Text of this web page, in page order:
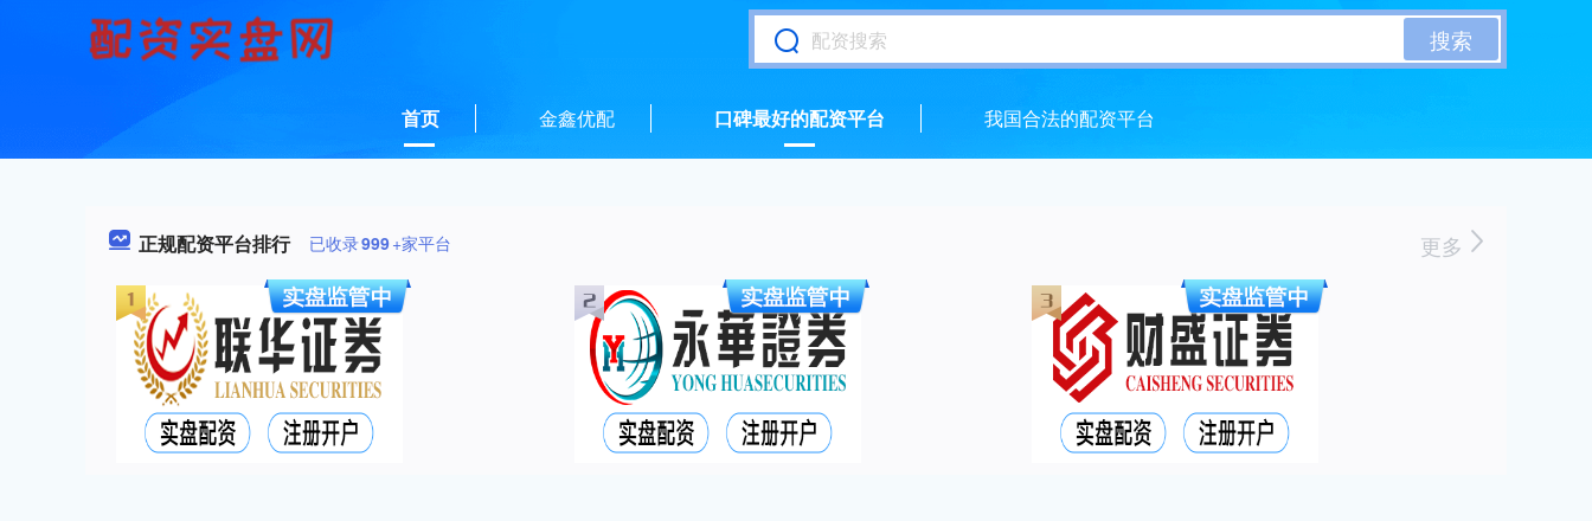
搜索
首页 金鑫优配 口碑最好的配资平台 我国合法的配资平台
正规配资平台排行 已收录999+家平台 更多